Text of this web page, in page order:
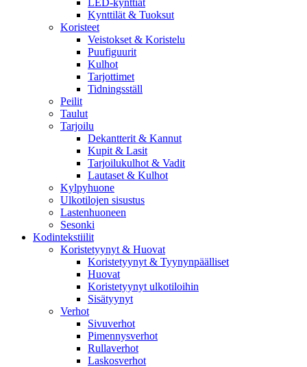
LED-kynttiät
Kynttilät & Tuoksut
Koristeet
Veistokset & Koristelu
Puufiguurit
Kulhot
Tarjottimet
Tidningsställ
Peilit
Taulut
Tarjoilu
Dekantterit & Kannut
Kupit & Lasit
Tarjoilukulhot & Vadit
Lautaset & Kulhot
Kylpyhuone
Ulkotilojen sisustus
Lastenhuoneen
Sesonki
Kodintekstiilit
Koristetyynyt & Huovat
Koristetyynyt & Tyynynpäälliset
Huovat
Koristetyynyt ulkotiloihin
Sisätyynyt
Verhot
Sivuverhot
Pimennysverhot
Rullaverhot
Laskosverhot